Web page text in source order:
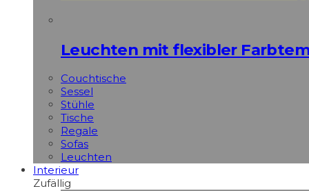
Leuchten mit flexibler
Couchtische
Sessel
Stühle
Tische
Regale
Sofas
Leuchten
Interieur
Zufällig